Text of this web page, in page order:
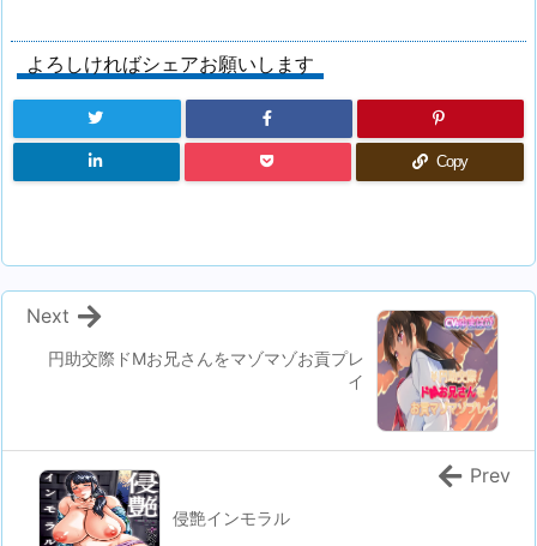
よろしければシェアお願いします
Copy
円助交際ドMお兄さんをマゾマゾお貢プレ
イ
Next
侵艶インモラル
Prev